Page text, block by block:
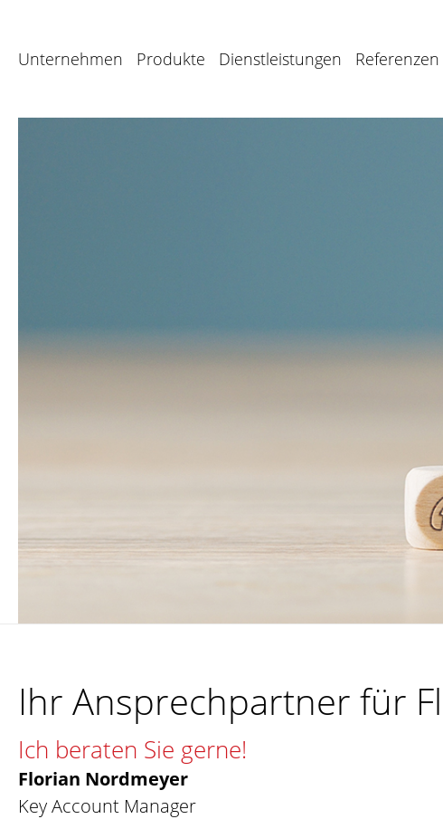
Unternehmen Produkte Dienstleistungen Referenzen
Ihr Ansprechpartner für
Ich beraten Sie gerne!
Florian Nordmeyer
Key Account Manager